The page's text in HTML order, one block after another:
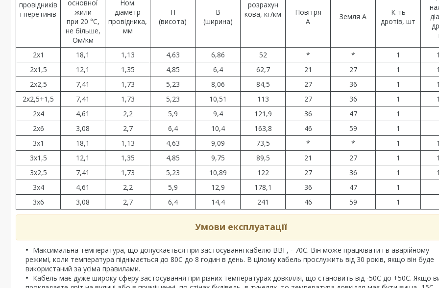
провідників
і перетинів
розрахун
кова, кг/км
основної
жили
при 20 °C,
не більше,
Ом/км
Ном.
діаметр
провідника,
мм
H
(висота)
B
(ширина)
Повітря
А
Земля А
К-ть
дротів, шт
2х1 18,1 1,13 4,63 6,86 52 * * 1
2х1,5
12,1 1,35 4,85 6,4 62,7 21 27 1
2х2,5
7,41 1,73 5,23 8,06 84,5 27 36 1
2х2,5+1,5
7,41 1,73 5,23 10,51 113 27 36 1
2х4
4,61 2,2 5,9 9,4 121,9 36 47 1
2х6
3,08 2,7 6,4 10,4 163,8 46 59 1
3х1
18,1 1,13 4,63 9,09 73,5 * * 1
3х1,5
12,1 1,35 4,85 9,75 89,5 21 27 1
3х2,5
7,41 1,73 5,23 10,89 122 27 36 1
3х4
4,61 2,2 5,9 12,9 178,1 36 47 1
3х6
3,08 2,7 6,4 14,4 241 46 59 1
Умови експлуатації
Максимальна температура, що допускається при застосуванні кабелю ВВГ, - 70С. Він може працювати і в аварійному
режимі, коли температура піднімається до 80С до 8 годин в день. В цілому кабель прослужить від 30 років, якщо він буде
використаний за усіма правилами.
Кабель має дуже широку сферу застосування при різних температурах довкілля, що становить від -50С до +50С. Якщо